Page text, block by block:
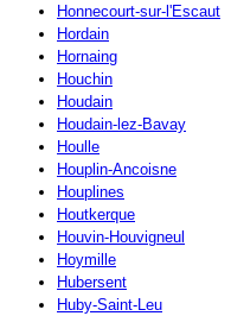
Honnecourt-sur-l'Escaut
Hordain
Hornaing
Houchin
Houdain
Houdain-lez-Bavay
Houlle
Houplin-Ancoisne
Houplines
Houtkerque
Houvin-Houvigneul
Hoymille
Hubersent
Huby-Saint-Leu